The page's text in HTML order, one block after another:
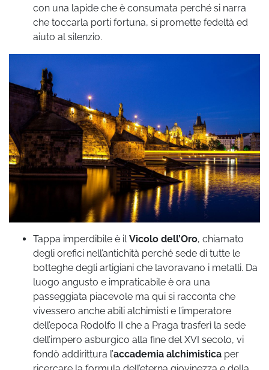
con una lapide che è consumata perché si narra
che toccarla porti fortuna, si promette fedeltà ed
aiuto al silenzio.
Tappa imperdibile è il Vicolo dell’Oro, chiamato
degli orefici nell’antichità perché sede di tutte le
botteghe degli artigiani che lavoravano i metalli. Da
luogo angusto e impraticabile è ora una
passeggiata piacevole ma qui si racconta che
vivessero anche abili alchimisti e l’imperatore
dell’epoca Rodolfo II che a Praga trasferì la sede
dell’impero asburgico alla fine del XVI secolo, vi
fondò addirittura l’accademia alchimistica per